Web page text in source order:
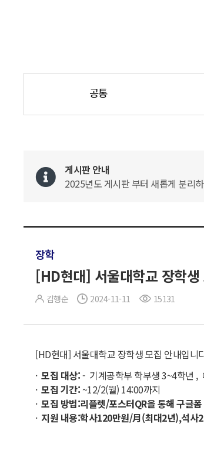
공통
게시판 안내
2025년도 게시판 부터 새롭게 분리
장학
[HD현대] 서울대학교 장학생
김행순 2024-11-11 15131
[HD현대] 서울대학교 장학생 모집 안내입니
모집 대상:- 기계공학부 학부생 3~4학년 ,
모집 기간: ~12/2(월) 14:00까지
모집 방법:리플렛/포스터QR을 통해 구글
지원 내용:학사120만원/月(최대2년),석사